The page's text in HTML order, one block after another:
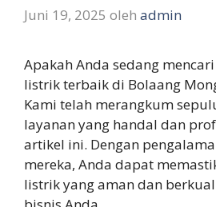
Juni 19, 2025 oleh admin
Apakah Anda sedang
listrik terbaik di Bolaang
Kami telah merangkum
layanan yang handal dan
artikel ini. Dengan
mereka, Anda dapat
listrik yang aman dan